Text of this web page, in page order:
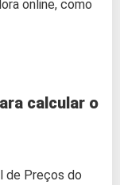
online, como
calcular o
de Preços do